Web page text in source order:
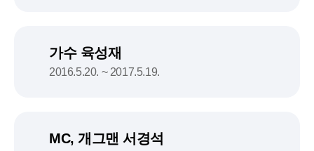
가수 육성재
2016.5.20. ~ 2017.5.19.
MC, 개그맨 서경석